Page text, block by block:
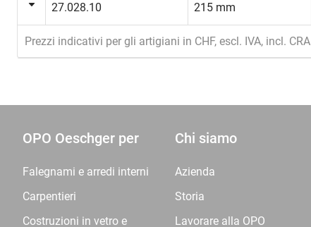
27.028.10 215 mm
Prezzi indicativi per gli artigiani in CHF, escl. IVA, incl. CRA
OPO Oeschger per
Falegnami e arredi interni
Carpentieri
Costruzioni in vetro e
Chi siamo
Azienda
Storia
Lavorare alla OPO